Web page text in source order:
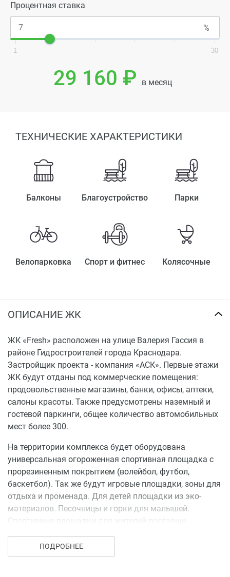
Процентная ставка
1 30
29 160 ₽ в месяц
ТЕХНИЧЕСКИЕ ХАРАКТЕРИСТИКИ
Балконы Благоустройство Парки
Велопарковка Спорт и фитнес Колясочные
ОПИСАНИЕ ЖК
ЖК «Fresh» расположен на улице Валерия Гассия в
районе Гидростроителей города Краснодара.
Застройщик проекта - компания «АСК». Первые этажи
ЖК будут отданы под коммерческие помещения:
продовольственные магазины, банки, офисы, аптеки,
салоны красоты. Также предусмотрены наземный и
гостевой паркинги, общее количество автомобильных
мест более 300.
На территории комплекса будет оборудована
универсальная огороженная спортивная площадка с
прорезиненным покрытием (волейбол, футбол,
баскетбол). Так же будут игровые площадки, зоны для
отдыха и променада. Для детей площадки из эко-
материалов. Песочницы и горки для малышей.
Спортивные площадки для жителей постарше.
Дома оборудуют скоростными лифтами для подъема
пассажиров и грузов. В каждом подъезде установят
ПОДРОБНЕЕ